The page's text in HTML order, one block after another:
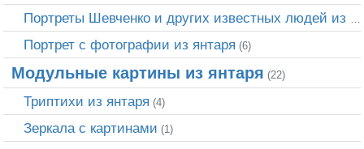
Портрет c фотографии из янтаря (6)
Модульные картины из янтаря (22)
Триптихи из янтаря (4)
Зеркала с картинами (1)